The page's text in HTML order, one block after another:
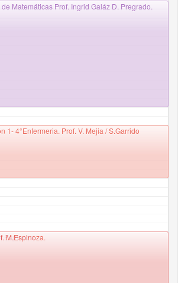
Matemáticas Prof. Ingrid Galáz D. Pregrado.
1- 4°Enfermeria. Prof. V. Mejia / S.Garrido
M.Espinoza.